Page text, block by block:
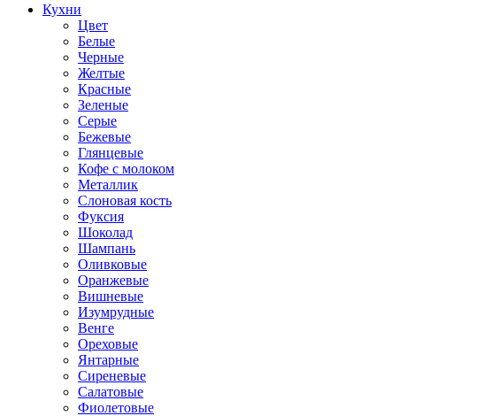
Кухни
Цвет
Белые
Черные
Желтые
Красные
Зеленые
Серые
Бежевые
Глянцевые
Кофе с молоком
Металлик
Слоновая кость
Фуксия
Шоколад
Шампань
Оливковые
Оранжевые
Вишневые
Изумрудные
Венге
Ореховые
Янтарные
Сиреневые
Салатовые
Фиолетовые